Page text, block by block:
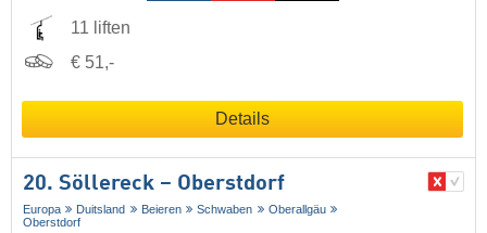
11 liften
€ 51,-
Details
20. Söllereck – Oberstdorf
Europa Duitsland Beieren Schwaben
Oberallgäu
Oberstdorf